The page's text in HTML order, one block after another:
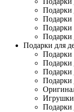
Подарки
Подарки
Подарки
Подарки
Подарки для
Подарки
Подарки
Подарки
Подарки
Игрушки
Подарки